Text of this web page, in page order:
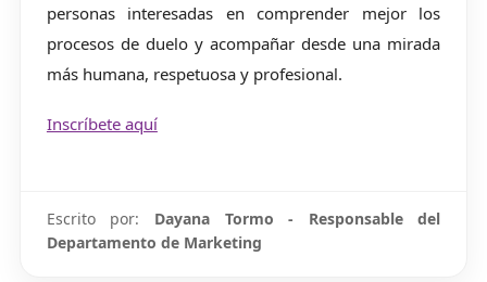
personas interesadas en comprender mejor los
procesos de duelo y acompañar desde una mirada
más humana, respetuosa y profesional.
Inscríbete aquí
Escrito por: Dayana Tormo - Responsable del
Departamento de Marketing